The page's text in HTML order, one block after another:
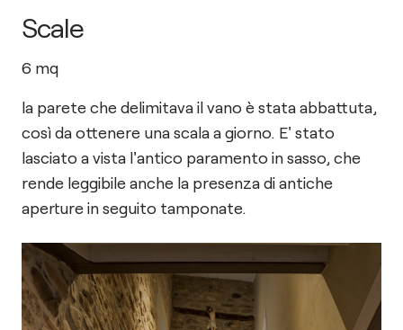
Scale
6 mq
la parete che delimitava il vano è stata abbattuta,
così da ottenere una scala a giorno. E' stato
lasciato a vista l'antico paramento in sasso, che
rende leggibile anche la presenza di antiche
aperture in seguito tamponate.